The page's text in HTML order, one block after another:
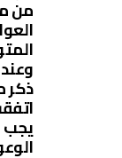
من
ذكر
يجب